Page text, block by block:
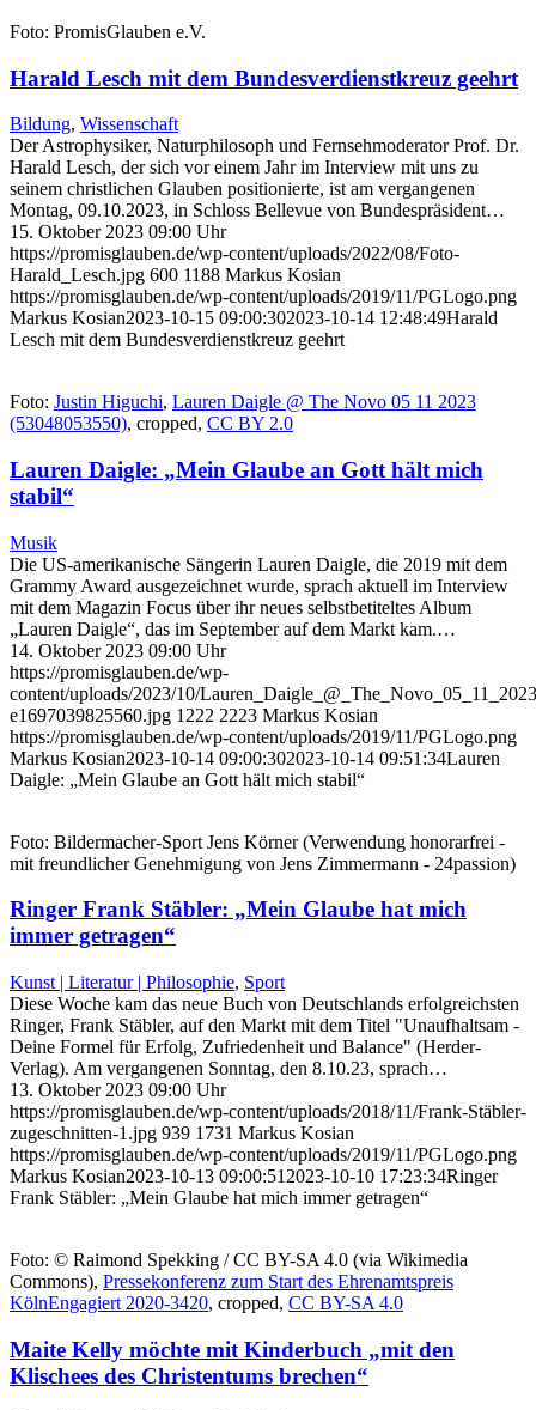
Foto: PromisGlauben e.V.
Harald Lesch mit dem Bundesverdienstkreuz geehrt
Bildung, Wissenschaft
Der Astrophysiker, Naturphilosoph und Fernsehmoderator Prof. Dr.
Harald Lesch, der sich vor einem Jahr im Interview mit uns zu
seinem christlichen Glauben positionierte, ist am vergangenen
Montag, 09.10.2023, in Schloss Bellevue von Bundespräsident…
15. Oktober 2023 09:00 Uhr
https://promisglauben.de/wp-content/uploads/2022/08/Foto-
Harald_Lesch.jpg 600 1188 Markus Kosian
https://promisglauben.de/wp-content/uploads/2019/11/PGLogo.png
Markus Kosian2023-10-15 09:00:302023-10-14 12:48:49Harald
Lesch mit dem Bundesverdienstkreuz geehrt
Foto: Justin Higuchi, Lauren Daigle @ The Novo 05 11 2023
(53048053550), cropped, CC BY 2.0
Lauren Daigle: „Mein Glaube an Gott hält mich
stabil“
Musik
Die US-amerikanische Sängerin Lauren Daigle, die 2019 mit dem
Grammy Award ausgezeichnet wurde, sprach aktuell im Interview
mit dem Magazin Focus über ihr neues selbstbetiteltes Album
„Lauren Daigle“, das im September auf dem Markt kam.…
14. Oktober 2023 09:00 Uhr
https://promisglauben.de/wp-
content/uploads/2023/10/
e1697039825560.jpg 1222 2223 Markus Kosian
https://promisglauben.de/wp-content/uploads/2019/11/PGLogo.png
Markus Kosian2023-10-14 09:00:302023-10-14 09:51:34Lauren
Daigle: „Mein Glaube an Gott hält mich stabil“
Foto: Bildermacher-Sport Jens Körner (Verwendung honorarfrei -
mit freundlicher Genehmigung von Jens Zimmermann - 24passion)
Ringer Frank Stäbler: „Mein Glaube hat mich
immer getragen“
Kunst | Literatur | Philosophie, Sport
Diese Woche kam das neue Buch von Deutschlands erfolgreichsten
Ringer, Frank Stäbler, auf den Markt mit dem Titel "Unaufhaltsam -
Deine Formel für Erfolg, Zufriedenheit und Balance" (Herder-
Verlag). Am vergangenen Sonntag, den 8.10.23, sprach…
13. Oktober 2023 09:00 Uhr
https://promisglauben.de/wp-content/uploads/2018/11/Frank-Stäbler-
zugeschnitten-1.jpg 939 1731 Markus Kosian
https://promisglauben.de/wp-content/uploads/2019/11/PGLogo.png
Markus Kosian2023-10-13 09:00:51 2023-10-10 17:23:34Ringer
Frank Stäbler: „Mein Glaube hat mich immer getragen“
Foto: © Raimond Spekking / CC BY-SA 4.0 (via Wikimedia
Commons), Pressekonferenz zum Start des Ehrenamtspreis
KölnEngagiert 2020-3420, cropped, CC BY-SA 4.0
Maite Kelly möchte mit Kinderbuch „mit den
Klischees des Christentums brechen“